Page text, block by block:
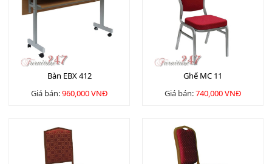
Bàn EBX 412
Giá bán:960,000 VNĐ
Ghế MC 11
Giá bán:740,000 VNĐ